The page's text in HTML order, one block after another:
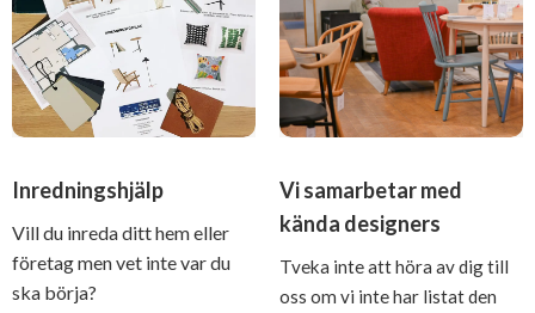
Inredningshjälp
Vill du inreda ditt hem eller
företag men vet inte var du
ska börja?
Vi samarbetar med
kända designers
Tveka inte att höra av dig till
oss om vi inte har listat den